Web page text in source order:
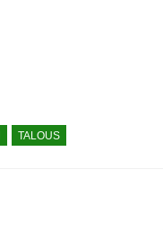
TALOUS